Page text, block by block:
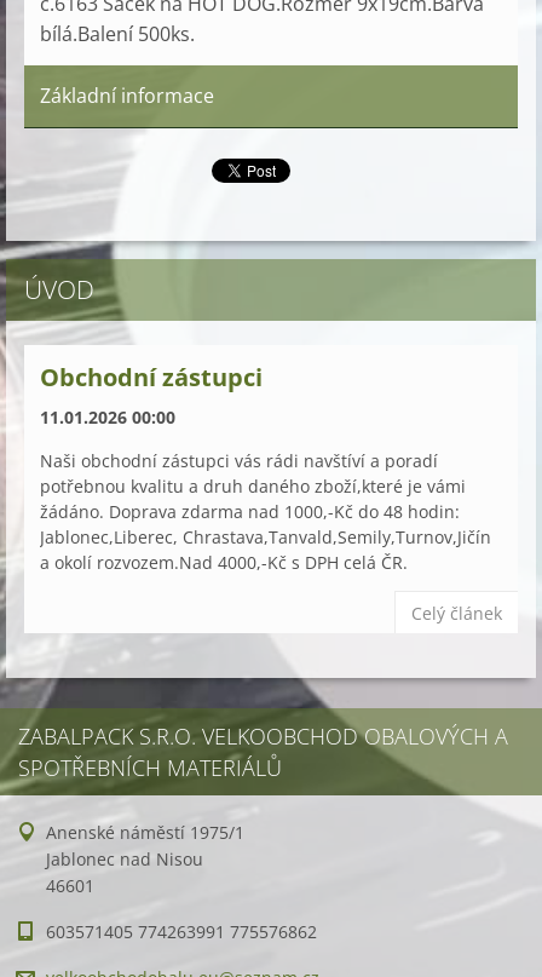
bílá.Balení 500ks.
Základní informace
ÚVOD
Obchodní zástupci
11.01.2026 00:00
Naši obchodní zástupci vás rádi navštíví a poradí
potřebnou kvalitu a druh daného zboží,které je vámi
žádáno. Doprava zdarma nad 1000,-Kč do 48 hodin:
Jablonec,Liberec, Chrastava,Tanvald,Semily,Turnov,Jičín
a okolí rozvozem.Nad 4000,-Kč s DPH celá ČR.
Celý článek
ZABALPACK S.R.O. VELKOOBCHOD OBALOVÝCH A
SPOTŘEBNÍCH MATERIÁLŮ
Anenské náměstí 1975/1
Jablonec nad Nisou
46601
603571405 774263991 775576862